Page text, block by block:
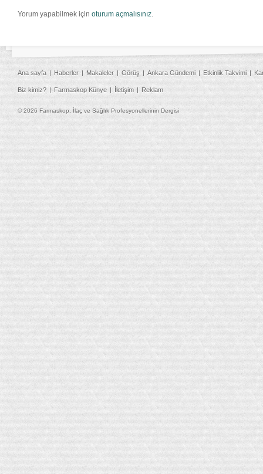
Yorum yapabilmek için oturum açmalısınız.
Ana sayfa Haberler Makaleler Görüş Ankara Gündemi Etkinlik Takvimi
Biz kimiz? Farmaskop Künye İletişim Reklam
© 2026 Farmaskop, İlaç ve Sağlık Profesyonellerinin Dergisi